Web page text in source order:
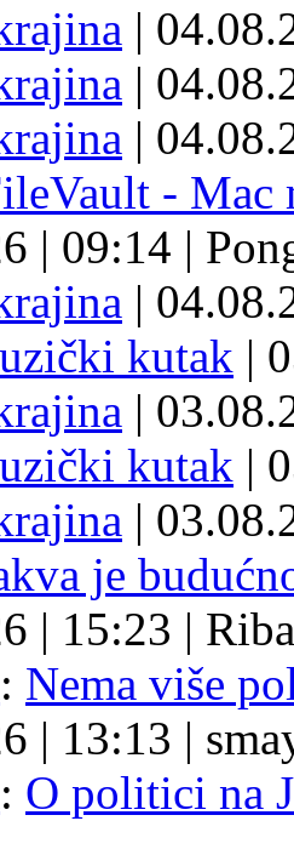
|
|
|
- Mac
| 09:14 |
|
kutak |
|
kutak |
|
je
| 15:23 | Riba
: Nema više
| 13:13 |
: O politici na